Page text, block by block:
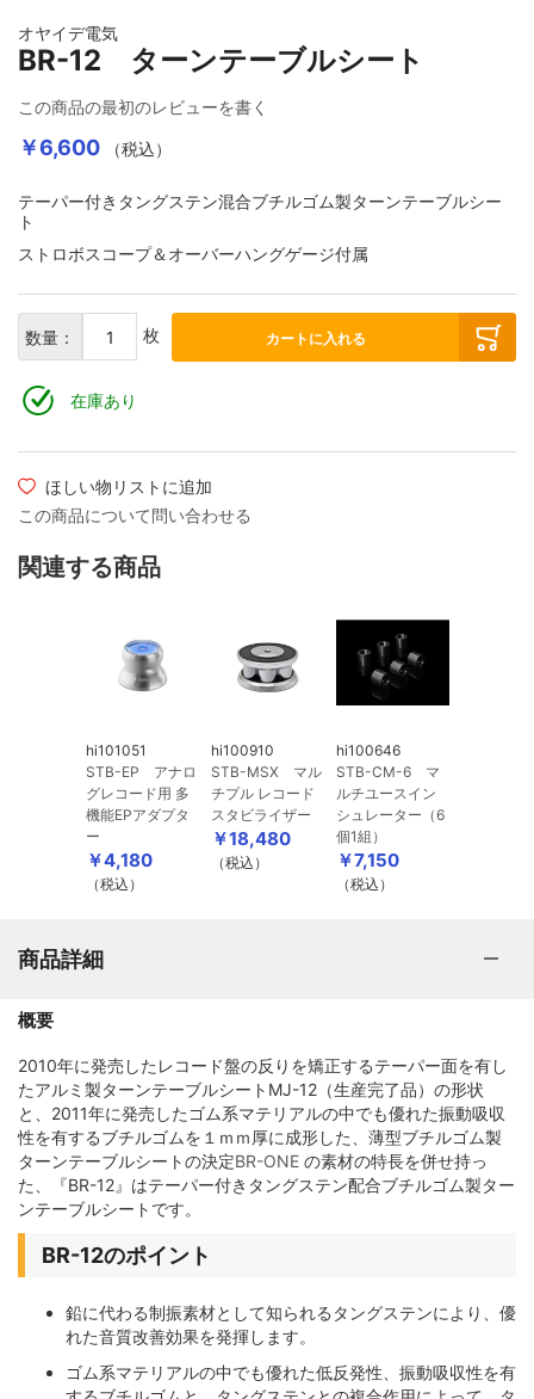
DCプラグ・その他
ケーブルグランド・固定クランプ
オヤイデ電気
BR-12 ターンテーブルシート
この商品の最初のレビューを書く
￥6,600 （税込）
テーパー付きタングステン混合ブチルゴム製ターンテーブルシー
ト
ストロボスコープ＆オーバーハングゲージ付属
数量： 枚 カートに入れる
在庫あり
ほしい物リストに追加
この商品について問い合わせる
関連する商品
hi101051
STB-EP アナロ
グレコード用 多
機能EPアダプタ
ー
￥4,180
（税込）
hi100910
STB-MSX マル
チプル レコード
スタビライザー
￥18,480
（税込）
hi100646
STB-CM-6 マ
ルチユースイン
シュレーター（6
個1組）
￥7,150
（税込）
商品詳細
概要
2010年に発売したレコード盤の反りを矯正するテーパー面を有し
たアルミ製ターンテーブルシートMJ-12（生産完了品）の形状
と、2011年に発売したゴム系マテリアルの中でも優れた振動吸収
性を有するブチルゴムを１ｍｍ厚に成形した、薄型ブチルゴム製
ターンテーブルシートの決定BR-ONE の素材の特長を併せ持っ
た、『BR-12』はテーパー付きタングステン配合ブチルゴム製ター
ンテーブルシートです。
BR-12のポイント
鉛に代わる制振素材として知られるタングステンにより、優
れた音質改善効果を発揮します。
ゴム系マテリアルの中でも優れた低反発性、振動吸収性を有